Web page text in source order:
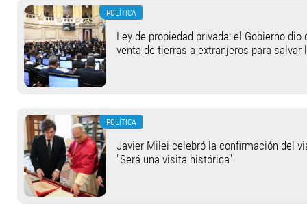
POLÍTICA
Ley de propiedad privada: el Gobierno
venta de tierras a extranjeros para salvar
POLÍTICA
Javier Milei celebró la confirmación del
"Será una visita histórica"